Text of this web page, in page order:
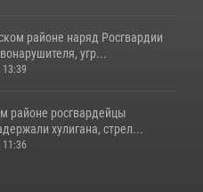
районе наряд Росгвардии
угр...
13:39
районе росгвардейцы
хулигана, стрел...
11:36